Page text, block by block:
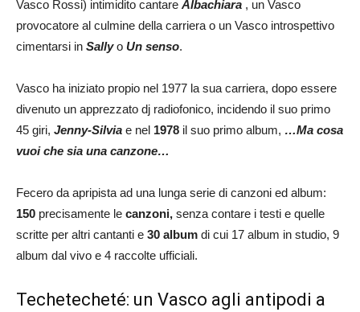
Vasco Rossi) intimidito cantare Albachiara , un Vasco
provocatore al culmine della carriera o un Vasco introspettivo
cimentarsi in Sally o Un senso.
Vasco ha iniziato propio nel 1977 la sua carriera, dopo essere
divenuto un apprezzato dj radiofonico, incidendo il suo primo
45 giri, Jenny-Silvia e nel 1978 il suo primo album, …Ma cosa
vuoi che sia una canzone…
Fecero da apripista ad una lunga serie di canzoni ed album:
150 precisamente le canzoni, senza contare i testi e quelle
scritte per altri cantanti e 30 album di cui 17 album in studio, 9
album dal vivo e 4 raccolte ufficiali.
Techetecheté: un Vasco agli antipodi a